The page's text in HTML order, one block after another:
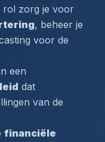
rol zorg je voor
, beheer je
voor de
dat
van de
financiële